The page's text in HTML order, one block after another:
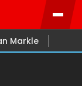
Markle